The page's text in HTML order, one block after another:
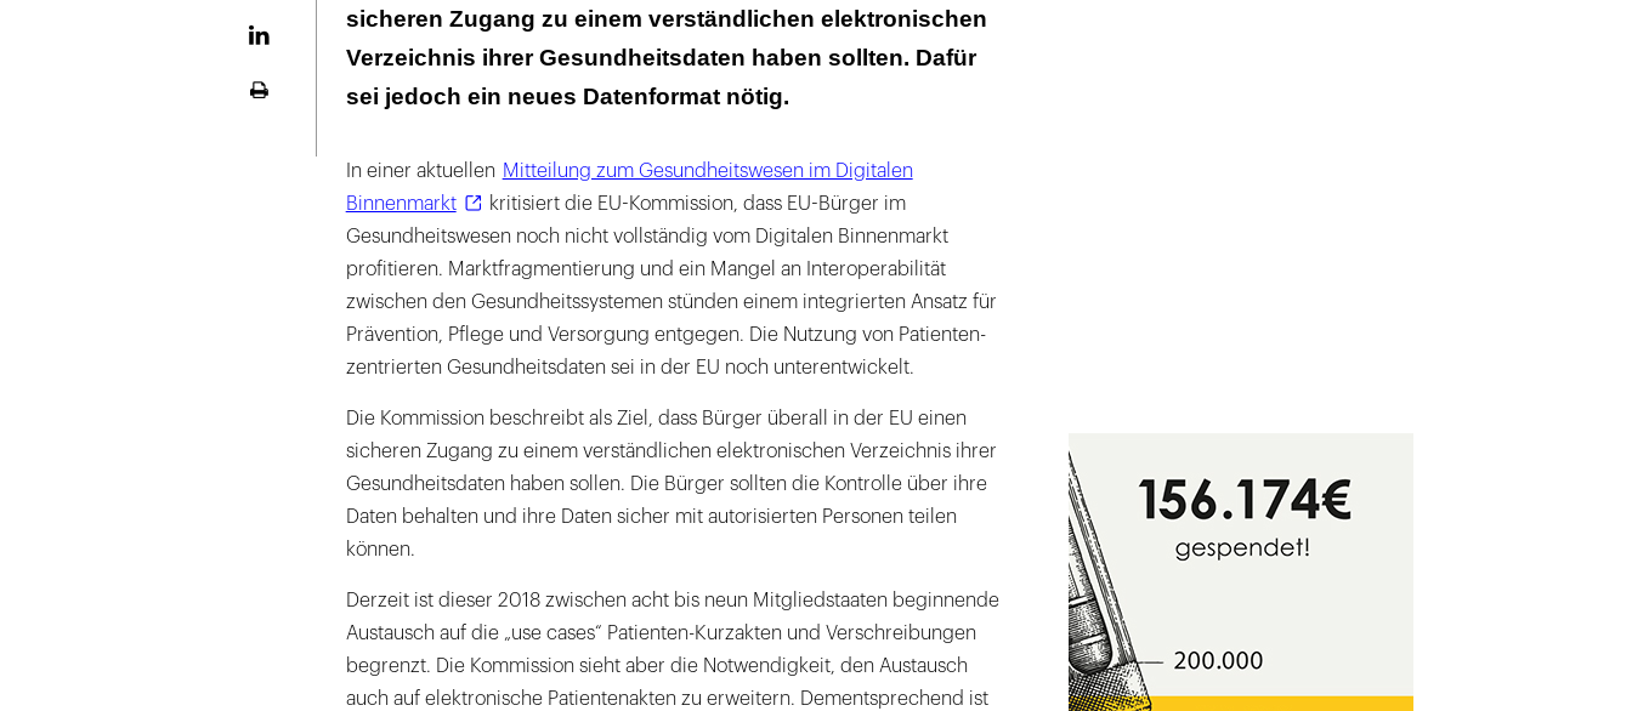
sicheren Zugang zu einem verständlichen elektronischen
Verzeichnis ihrer Gesundheitsdaten haben sollten. Dafür
sei jedoch ein neues Datenformat nötig.
In einer aktuellen Mitteilung zum Gesundheitswesen im Digitalen
Binnenmarkt
kritisiert die EU-Kommission, dass EU-Bürger im
Gesundheitswesen noch nicht vollständig vom Digitalen Binnenmarkt
profitieren. Marktfragmentierung und ein Mangel an Interoperabilität
zwischen den Gesundheitssystemen stünden einem integrierten Ansatz für
Prävention, Pflege und Versorgung entgegen. Die Nutzung von Patienten-
zentrierten Gesundheitsdaten sei in der EU noch unterentwickelt.
Die Kommission beschreibt als Ziel, dass Bürger überall in der EU einen
sicheren Zugang zu einem verständlichen elektronischen Verzeichnis ihrer
Gesundheitsdaten haben sollen. Die Bürger sollten die Kontrolle über ihre
Daten behalten und ihre Daten sicher mit autorisierten Personen teilen
können.
Derzeit ist dieser 2018 zwischen acht bis neun Mitgliedstaaten beginnende
Austausch auf die „use cases“ Patienten-Kurzakten und Verschreibungen
begrenzt. Die Kommission sieht aber die Notwendigkeit, den Austausch
auch auf elektronische Patientenakten zu erweitern. Dementsprechend ist